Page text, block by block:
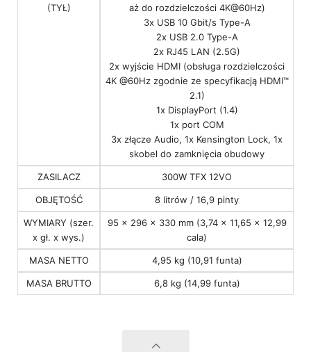
(TYŁ)
aż do rozdzielczości 4K@60Hz)
3x USB 10 Gbit/s Type-A
2x USB 2.0 Type-A
2x RJ45 LAN (2.5G)
2x wyjście HDMI (obsługa rozdzielczości
4K @60Hz zgodnie ze specyfikacją HDMI™
2.1)
1x DisplayPort (1.4)
1x port COM
3x złącze Audio, 1x Kensington Lock, 1x
skobel do zamknięcia obudowy
ZASILACZ 300W TFX 12VO
OBJĘTOŚĆ 8 litrów / 16,9 pinty
WYMIARY (szer.
x gł. x wys.)
95 x 296 x 330 mm (3,74 x 11,65 x 12,99
cala)
MASA NETTO 4,95 kg (10,91 funta)
MASA BRUTTO 6,8 kg (14,99 funta)